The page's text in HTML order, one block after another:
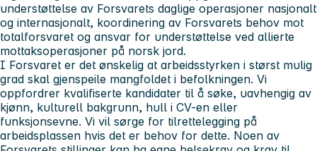
understøttelse av Forsvarets daglige operasjoner nasjonalt
og internasjonalt, koordinering av Forsvarets behov mot
totalforsvaret og ansvar for understøttelse ved allierte
mottaksoperasjoner på norsk jord.
I Forsvaret er det ønskelig at arbeidsstyrken i størst mulig
grad skal gjenspeile mangfoldet i befolkningen. Vi
oppfordrer kvalifiserte kandidater til å søke, uavhengig av
kjønn, kulturell bakgrunn, hull i CV-en eller
funksjonsevne. Vi vil sørge for tilrettelegging på
arbeidsplassen hvis det er behov for dette. Noen av